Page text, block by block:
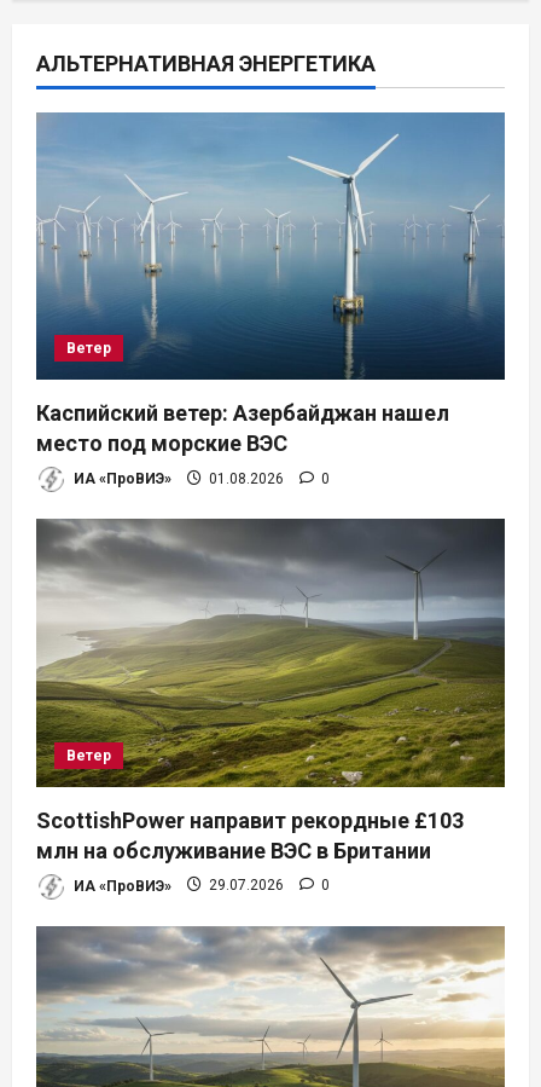
я
п
о
з
а
п
и
с
я
м
АЛЬТЕРНАТИВНАЯ ЭНЕРГЕТИКА
Ветер
Каспийский ветер: Азербайджан нашел
место под морские ВЭС
ИА «ПроВИЭ» 01.08.2026 0
Ветер
ScottishPower направит рекордные £103
млн на обслуживание ВЭС в Британии
ИА «ПроВИЭ» 29.07.2026 0